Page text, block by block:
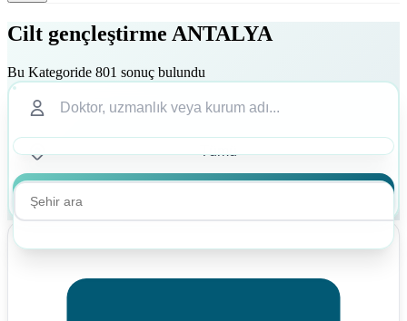
Cilt gençleştirme ANTALYA
Bu Kategoride 801 sonuç bulundu